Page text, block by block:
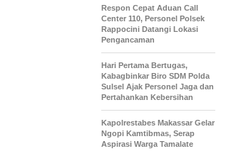
Respon Cepat Aduan Call
Center 110, Personel Polsek
Rappocini Datangi Lokasi
Pengancaman
Hari Pertama Bertugas,
Kabagbinkar Biro SDM Polda
Sulsel Ajak Personel Jaga dan
Pertahankan Kebersihan
Kapolrestabes Makassar Gelar
Ngopi Kamtibmas, Serap
Aspirasi Warga Tamalate